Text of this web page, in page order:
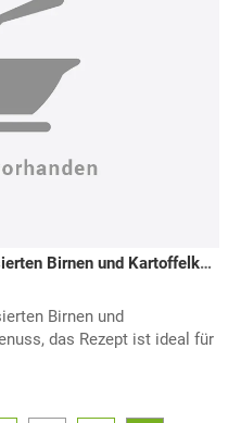
Hirschrollbraten mit karamellisierten Birnen und Kartoffelknödeln
Birnen und
das Rezept ist ideal für